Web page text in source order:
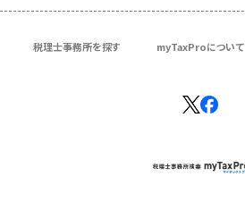
税理士事務所を探す myTaxProについて